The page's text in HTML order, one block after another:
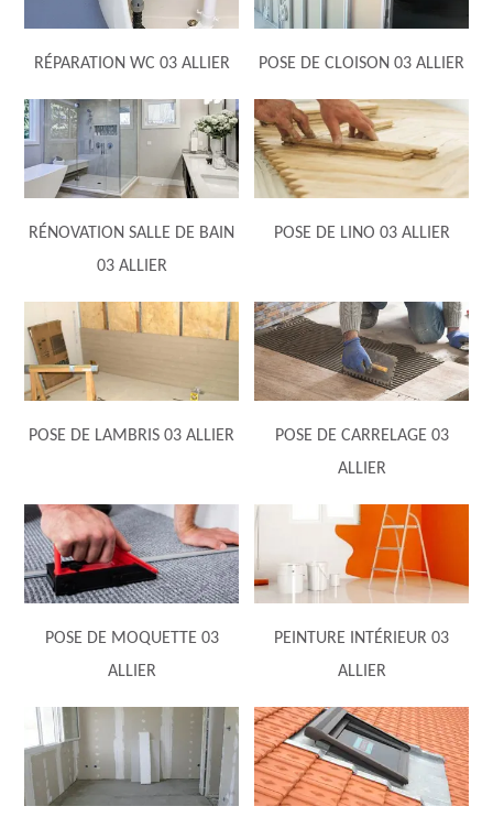
RÉPARATION WC 03 ALLIER POSE DE CLOISON 03 ALLIER
RÉNOVATION SALLE DE BAIN
03 ALLIER
POSE DE LINO 03 ALLIER
POSE DE LAMBRIS 03 ALLIER
POSE DE CARRELAGE 03
ALLIER
POSE DE MOQUETTE 03
ALLIER
PEINTURE INTÉRIEUR 03
ALLIER